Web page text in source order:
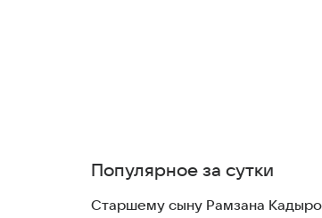
Популярное за сутки
Старшему сыну Рамзана